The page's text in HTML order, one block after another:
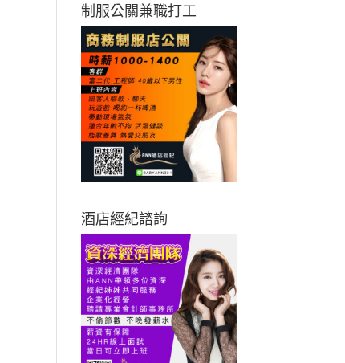
制服公關兼職打工
酒店經紀諮詢